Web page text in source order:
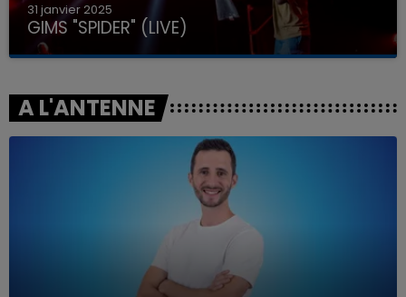
31 janvier 2025
GIMS "SPIDER" (LIVE)
A L'ANTENNE